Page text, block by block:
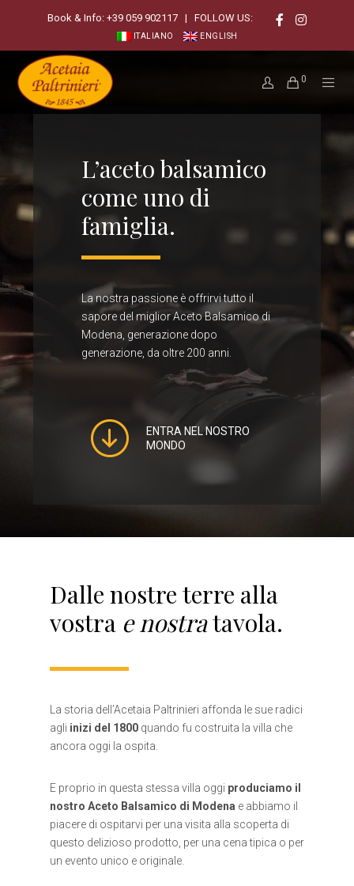
Book & Info: +39 059 902117 | FOLLOW US:
ITALIANO ENGLISH
0
L’aceto balsamico
come uno di
famiglia.
La nostra passione è offrirvi tutto il
sapore del miglior Aceto Balsamico di
Modena, generazione dopo
generazione, da oltre 200 anni.
ENTRA NEL NOSTRO
MONDO
Dalle nostre terre alla
vostra e nostratavola.
La storia dell’Acetaia Paltrinieri affonda le sue radici
agli inizi del 1800quando fu costruita la villa che
ancora oggi la ospita.
E proprio in questa stessa villa oggi produciamo il
nostro Aceto Balsamico di Modena e abbiamo il
piacere di ospitarvi per una visita alla scoperta di
questo delizioso prodotto, per una cena tipica o per
un evento unico e originale.